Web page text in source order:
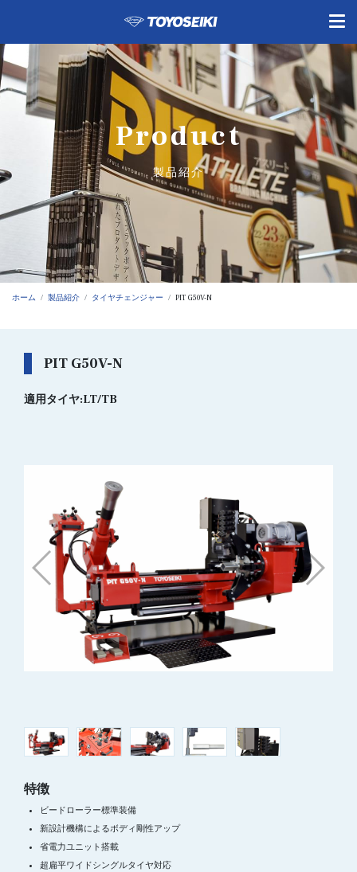
Product
製品紹介
ホーム 製品紹介 タイヤチェンジャー PIT G50V-N
PIT G50V-N
適用タイヤ:LT/TB
特徴
ビードローラー標準装備
新設計機構によるボディ剛性アップ
省電力ユニット搭載
超扁平ワイドシングルタイヤ対応